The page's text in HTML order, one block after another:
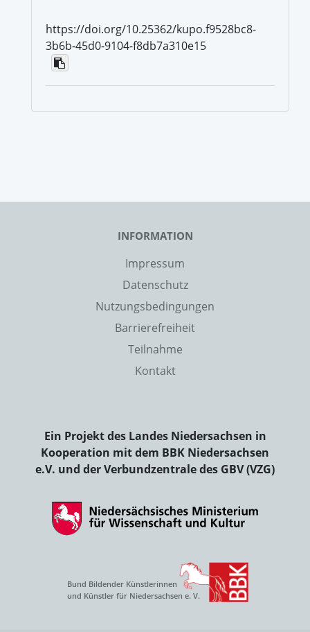
https://doi.org/10.25362/kupo.f9528bc8-
3b6b-45d0-9104-f8db7a310e15
INFORMATION
Impressum
Datenschutz
Nutzungsbedingungen
Barrierefreiheit
Teilnahme
Kontakt
Ein Projekt des Landes Niedersachsen in
Kooperation mit dem BBK Niedersachsen
e.V. und der Verbundzentrale des GBV (VZG)
Bund Bildender Künstlerinnen
und Künstler für Niedersachsen e. V.